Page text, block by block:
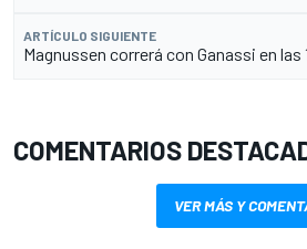
ARTÍCULO SIGUIENTE
Magnussen correrá con Ganassi en las
COMENTARIOS
VER MÁS Y